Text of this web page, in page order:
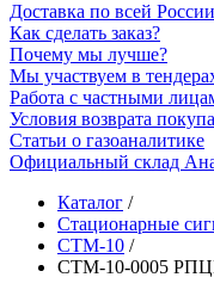
Доставка по всей России
Как сделать заказ?
Почему мы лучше?
Мы участвуем в
Работа с частными
Условия возврата
Статьи о газоаналитике
Официальный склад
Каталог /
Стационарные
СТМ-10 /
СТМ-10-0005